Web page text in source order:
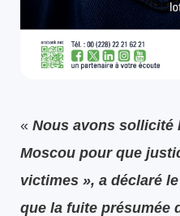
« Nous avons sollicité
Moscou pour que
victimes », a déclaré
que la fuite présumée